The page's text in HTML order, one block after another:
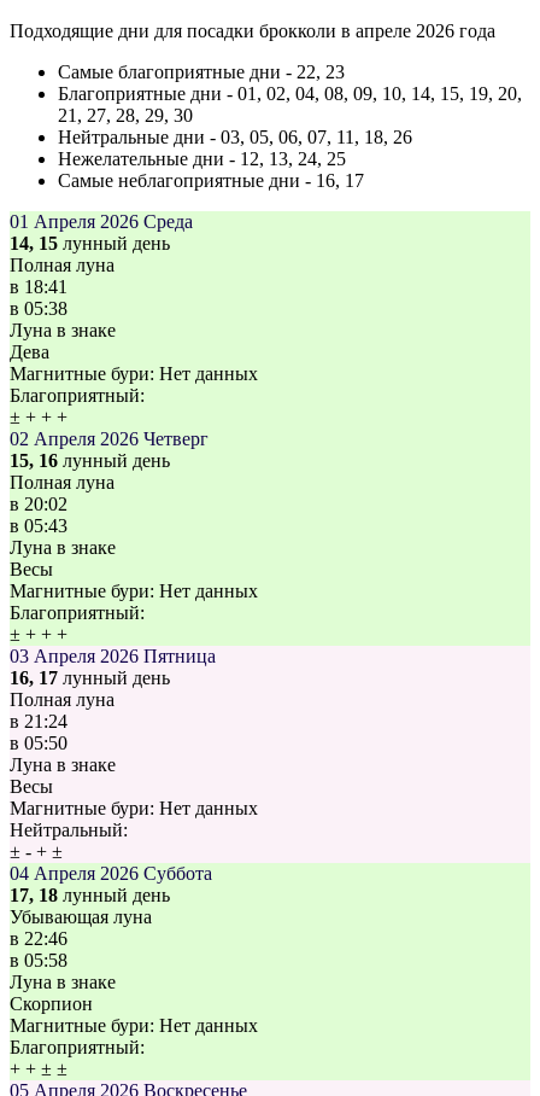
Подходящие дни для посадки брокколи в апреле 2026 года
Самые благоприятные дни - 22, 23
Благоприятные дни - 01, 02, 04, 08, 09, 10, 14, 15, 19, 20,
21, 27, 28, 29, 30
Нейтральные дни - 03, 05, 06, 07, 11, 18, 26
Нежелательные дни - 12, 13, 24, 25
Самые неблагоприятные дни - 16, 17
01 Апреля 2026 Среда
14, 15 лунный день
Полная луна
в 18:41
в 05:38
Луна в знаке
Дева
Магнитные бури: Нет данных
Благоприятный:
± + + +
02 Апреля 2026 Четверг
15, 16 лунный день
Полная луна
в 20:02
в 05:43
Луна в знаке
Весы
Магнитные бури: Нет данных
Благоприятный:
± + + +
03 Апреля 2026 Пятница
16, 17 лунный день
Полная луна
в 21:24
в 05:50
Луна в знаке
Весы
Магнитные бури: Нет данных
Нейтральный:
± - + ±
04 Апреля 2026 Суббота
17, 18 лунный день
Убывающая луна
в 22:46
в 05:58
Луна в знаке
Скорпион
Магнитные бури: Нет данных
Благоприятный:
+ + ± ±
05 Апреля 2026 Воскресенье